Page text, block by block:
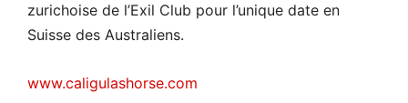
zurichoise de l’Exil Club pour l’unique date en
Suisse des Australiens.
www.caligulashorse.com